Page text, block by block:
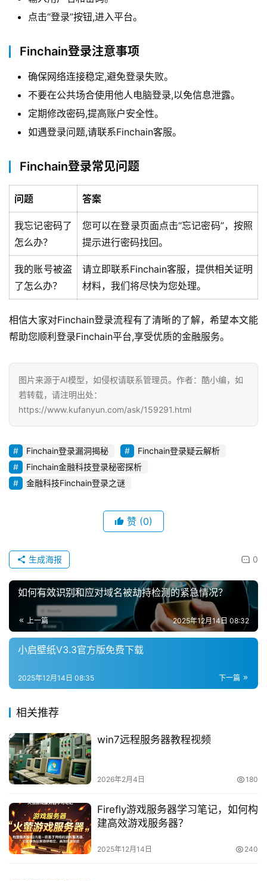
+
动
关
们
点击“登录”按钮,进入平台。
Finchain登录注意事项
确保网络连接稳定,避免登录失败。
不要在公共场合使用他人电脑登录,以免信息泄露。
定期修改密码,提高账户安全性。
如遇登录问题,请联系Finchain客服。
Finchain登录常见问题
问题 答案
我忘记密码了
怎么办？
您可以在登录页面点击“忘记密码”，按照
提示进行密码找回。
我的账号被盗
了怎么办？
请立即联系Finchain客服，提供相关证明
材料，我们将尽快为您处理。
相信大家对Finchain登录流程有了清晰的了解，希望本文能
帮助您顺利登录Finchain平台,享受优质的金融服务。
图片来源于AI模型，如侵权请联系管理员。作者：酷小编，如
若转载，请注明出处：
https://www.kufanyun.com/ask/159291.html
Finchain登录漏洞揭秘
Finchain登录疑云解析
Finchain金融科技登录秘密探析
金融科技Finchain登录之谜
赞 (0)
0
生成海报
如何有效识别和应对域名被劫持检测的紧急情况？
上一篇 2025年12月14日 08:32
小启壁纸V3.3官方版免费下载
下一篇
2025年12月14日 08:35
相关推荐
win7远程服务器教程视频
2026年2月4日 180
Firefly游戏服务器学习笔记，如何构
建高效游戏服务器？
2025年12月14日 240